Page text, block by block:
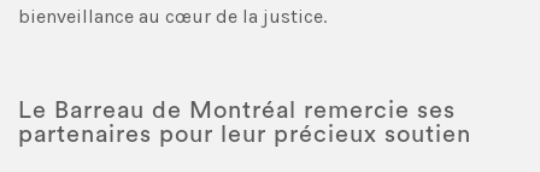
bienveillance au cœur de la justice.
Le Barreau de Montréal remercie ses
partenaires pour leur précieux soutien